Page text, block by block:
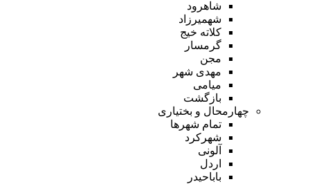
شاهرود
شهمیرزاد
کلاته خیج
گرمسار
مجن
مهدی شهر
میامی
بازگشت
چهارمحال و بختیاری
تمام شهر‌ها
شهرکرد
آلونی
اردل
باباحیدر